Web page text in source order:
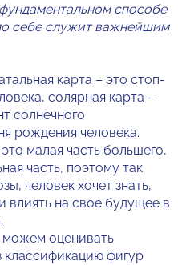
способе
себе служит важнейшим
карта – это стоп-
солярная карта –
солнечного
рождения человека.
малая часть большего,
часть, поэтому так
человек хочет знать,
влиять на свое будущее в
оценивать
классификацию фигур